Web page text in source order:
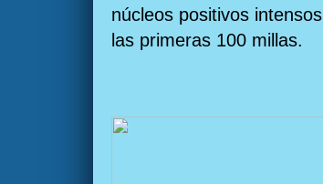
núcleos positivos
las primeras 100 millas.